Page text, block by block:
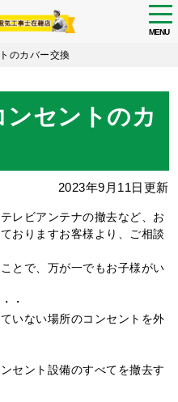
MENU
のカバー交換
ンセントのカ
2023年9月11日更新
レビアンテナの撤去など、お
おりますお客様より、ご相談
とで、万が一でもお子様がい
・
いない場所のコンセントを外
セント設備のすべてを撤去す